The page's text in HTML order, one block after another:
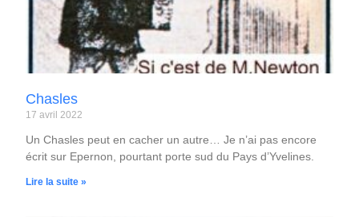
Chasles
17 avril 2022
Un Chasles peut en cacher un autre… Je n’ai pas encore
écrit sur Epernon, pourtant porte sud du Pays d’Yvelines.
Lire la suite »